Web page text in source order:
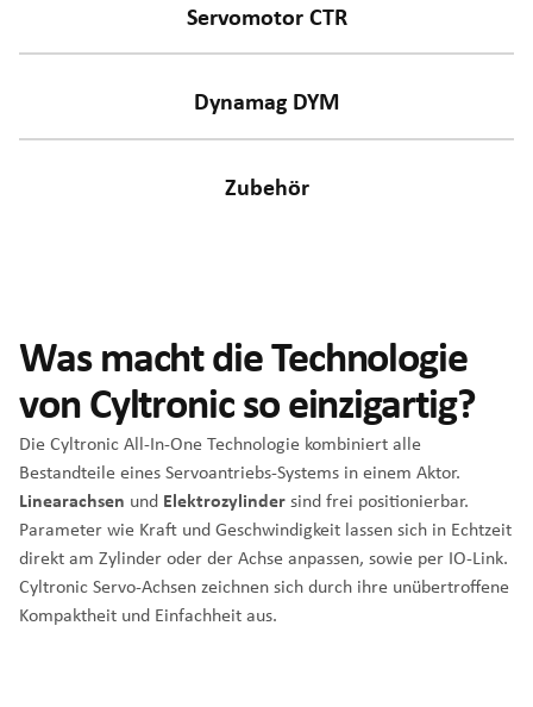
Servomotor CTR
Dynamag DYM
Zubehör
Was macht die Technologie
von Cyltronic so einzigartig?
Die Cyltronic All-In-One Technologie kombiniert alle
Bestandteile eines Servoantriebs-Systems in einem Aktor.
Linearachsen und Elektrozylinder sind frei positionierbar.
Parameter wie Kraft und Geschwindigkeit lassen sich in Echtzeit
direkt am Zylinder oder der Achse anpassen, sowie per IO-Link.
Cyltronic Servo-Achsen zeichnen sich durch ihre unübertroffene
Kompaktheit und Einfachheit aus.